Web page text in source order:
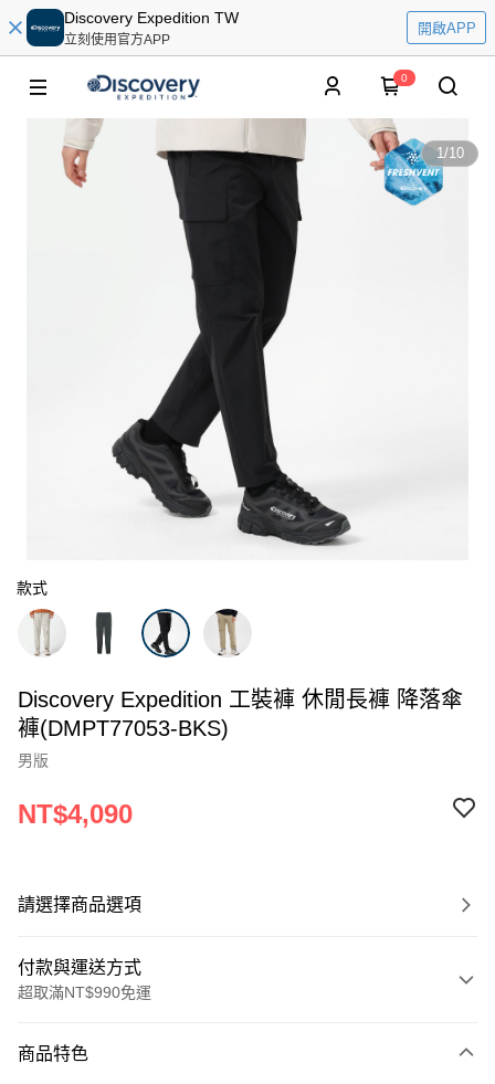
Discovery Expedition TW
立刻使用官方APP
開啟APP
0
1/10
款式
Discovery Expedition 工裝褲 休閒長褲 降落傘
褲(DMPT77053-BKS)
男版
NT$4,090
請選擇商品選項
付款與運送方式
超取滿NT$990免運
信用卡一次付款
商品特色